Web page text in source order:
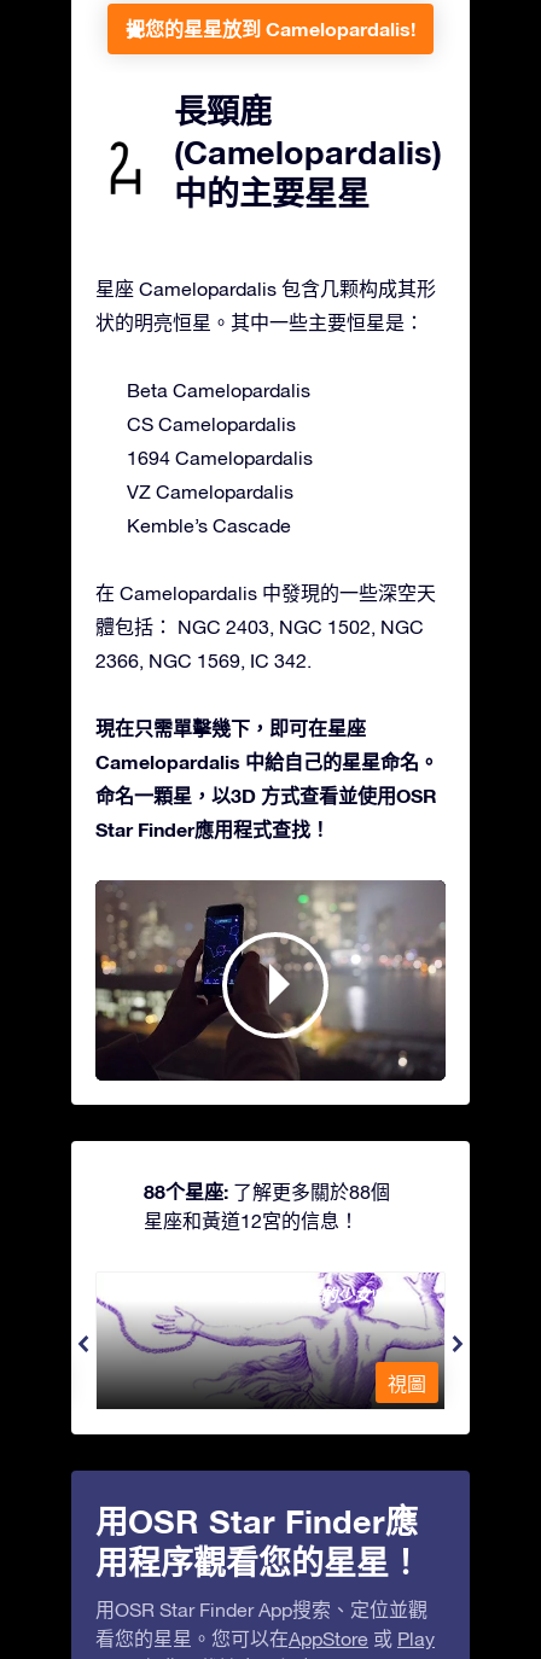
把您的星星放到 Camelopardalis!
長頸鹿
(Camelopardalis)
中的主要星星
星座 Camelopardalis 包含几颗构成其形
状的明亮恒星。其中一些主要恒星是：
Beta Camelopardalis
CS Camelopardalis
1694 Camelopardalis
VZ Camelopardalis
Kemble’s Cascade
在 Camelopardalis 中發現的一些深空天
體包括： NGC 2403, NGC 1502, NGC
2366, NGC 1569, IC 342.
現在只需單擊幾下，即可在星座
Camelopardalis 中給自己的星星命名。
命名一顆星，以3D 方式查看並使用OSR
Star Finder應用程式查找！
88个星座: 了解更多關於88個
星座和黃道12宮的信息！
Andromeda - 被鐵鍊鎖著的少女
視圖
用OSR Star Finder應
用程序觀看您的星星！
用OSR Star Finder App搜索、定位並觀
看您的星星。您可以在AppStore 或 Play